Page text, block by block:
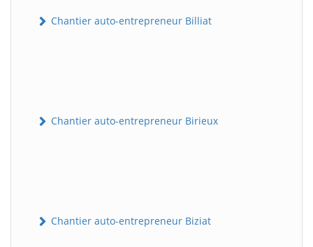
Chantier auto-entrepreneur Billiat
Chantier auto-entrepreneur Birieux
Chantier auto-entrepreneur Biziat